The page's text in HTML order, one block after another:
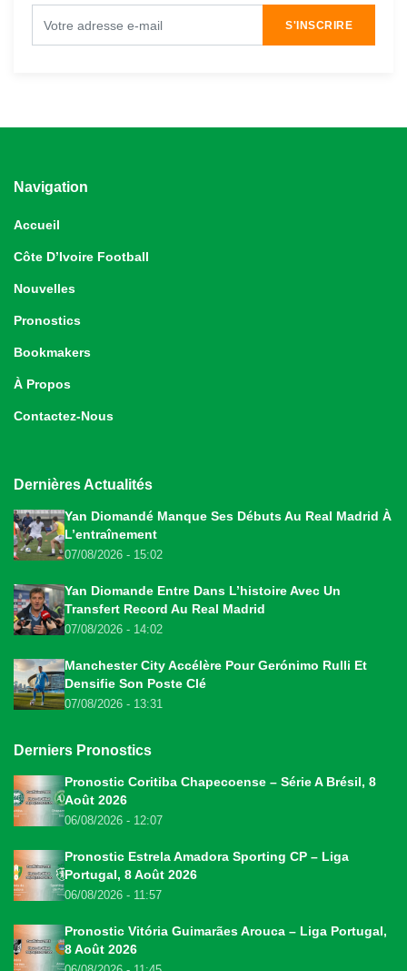
S'INSCRIRE
Navigation
Accueil
Côte D’Ivoire Football
Nouvelles
Pronostics
Bookmakers
À Propos
Contactez-Nous
Dernières Actualités
Yan Diomandé Manque Ses Débuts Au Real Madrid À
L’entraînement
07/08/2026 - 15:02
Yan Diomande Entre Dans L’histoire Avec Un
Transfert Record Au Real Madrid
07/08/2026 - 14:02
Manchester City Accélère Pour Gerónimo Rulli Et
Densifie Son Poste Clé
07/08/2026 - 13:31
Derniers Pronostics
Pronostic Coritiba Chapecoense – Série A Brésil, 8
Août 2026
06/08/2026 - 12:07
Pronostic Estrela Amadora Sporting CP – Liga
Portugal, 8 Août 2026
06/08/2026 - 11:57
Pronostic Vitória Guimarães Arouca – Liga Portugal,
8 Août 2026